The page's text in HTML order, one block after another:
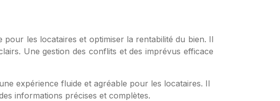
les locataires et optimiser la rentabilité du bien. Il
Une gestion des conflits et des imprévus efficace
expérience fluide et agréable pour les locataires. Il
informations précises et complètes.